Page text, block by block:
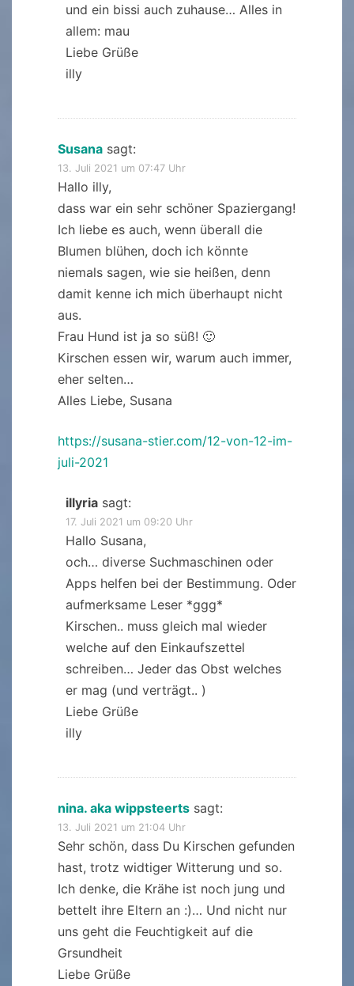
und ein bissi auch zuhause… Alles in
allem: mau
Liebe Grüße
illy
Susana sagt:
13. Juli 2021 um 07:47 Uhr
Hallo illy,
dass war ein sehr schöner Spaziergang!
Ich liebe es auch, wenn überall die
Blumen blühen, doch ich könnte
niemals sagen, wie sie heißen, denn
damit kenne ich mich überhaupt nicht
aus.
Frau Hund ist ja so süß! 🙂
Kirschen essen wir, warum auch immer,
eher selten…
Alles Liebe, Susana
https://susana-stier.com/12-von-12-im-
juli-2021
illyria sagt:
17. Juli 2021 um 09:20 Uhr
Hallo Susana,
och… diverse Suchmaschinen oder
Apps helfen bei der Bestimmung. Oder
aufmerksame Leser *ggg*
Kirschen.. muss gleich mal wieder
welche auf den Einkaufszettel
schreiben… Jeder das Obst welches
er mag (und verträgt.. )
Liebe Grüße
illy
nina. aka wippsteerts sagt:
13. Juli 2021 um 21:04 Uhr
Sehr schön, dass Du Kirschen gefunden
hast, trotz widtiger Witterung und so.
Ich denke, die Krähe ist noch jung und
bettelt ihre Eltern an :)… Und nicht nur
uns geht die Feuchtigkeit auf die
Grsundheit
Liebe Grüße